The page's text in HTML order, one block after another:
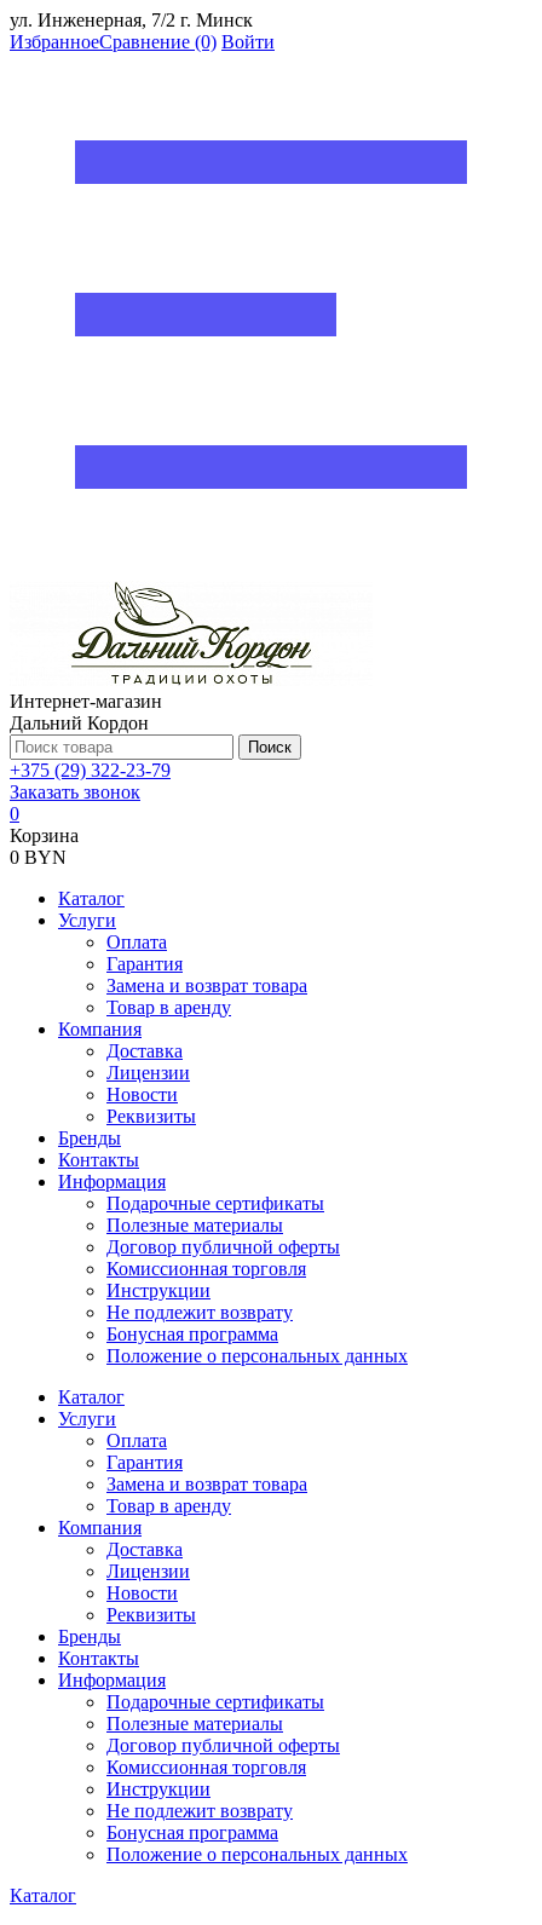
ул. Инженерная, 7/2 г. Минск
ИзбранноеСравнение (0) Войти
Интернет-магазин
Дальний Кордон
Поиск
+375 (29) 322-23-79
Заказать звонок
0
Корзина
0 BYN
Каталог
Услуги
Оплата
Гарантия
Замена и возврат товара
Товар в аренду
Компания
Доставка
Лицензии
Новости
Реквизиты
Бренды
Контакты
Информация
Подарочные сертификаты
Полезные материалы
Договор публичной оферты
Комиссионная торговля
Инструкции
Не подлежит возврату
Бонусная программа
Положение о персональных данных
Каталог
Услуги
Оплата
Гарантия
Замена и возврат товара
Товар в аренду
Компания
Доставка
Лицензии
Новости
Реквизиты
Бренды
Контакты
Информация
Подарочные сертификаты
Полезные материалы
Договор публичной оферты
Комиссионная торговля
Инструкции
Не подлежит возврату
Бонусная программа
Положение о персональных данных
Каталог